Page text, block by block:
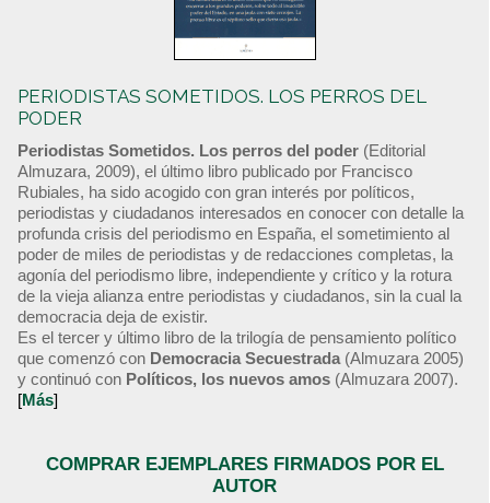
PERIODISTAS SOMETIDOS. LOS PERROS DEL
PODER
Periodistas Sometidos. Los perros del poder (Editorial
Almuzara, 2009), el último libro publicado por Francisco
Rubiales, ha sido acogido con gran interés por políticos,
periodistas y ciudadanos interesados en conocer con detalle la
profunda crisis del periodismo en España, el sometimiento al
poder de miles de periodistas y de redacciones completas, la
agonía del periodismo libre, independiente y crítico y la rotura
de la vieja alianza entre periodistas y ciudadanos, sin la cual la
democracia deja de existir.
Es el tercer y último libro de la trilogía de pensamiento político
que comenzó con Democracia Secuestrada (Almuzara 2005)
y continuó con Políticos, los nuevos amos (Almuzara 2007).
[Más]
COMPRAR EJEMPLARES FIRMADOS POR EL
AUTOR